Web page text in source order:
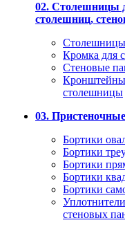
02. Столешницы
столешниц,
Кромка для
Стеновые
Кронштейны
столешницы
03.
Бортики
Бортики
Бортики
Бортики
Бортики
стеновых